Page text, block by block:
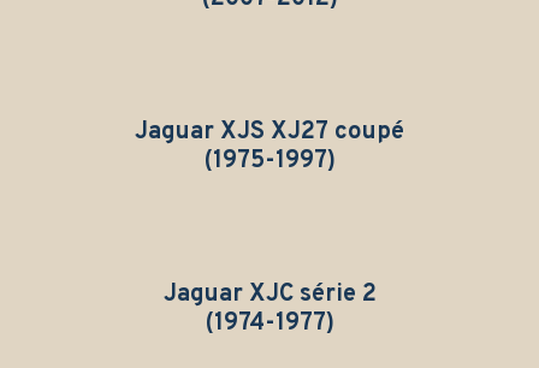
Jaguar XJS XJ27 coupé
(1975-1997)
Jaguar XJC série 2
(1974-1977)